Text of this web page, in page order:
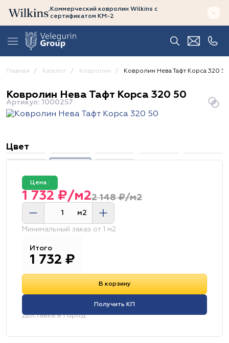
Коммерческий ковролин Wilkins с
сертификатом КМ-2
Главная Каталог Ковролин Ковролин Нева Тафт Корса 320 50
Ковролин Нева Тафт Корса 320 50
Артикул: 1000257
Цвет
Цена :
2 148 ₽/м2
1 732 ₽/м2
м2
Минимальный заказ от 1 м2
Итого
1 732 ₽
В корзину
Получить КП
Доставка в город: